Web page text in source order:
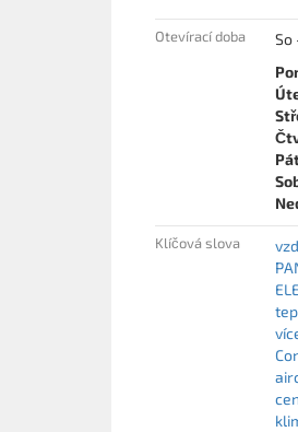
Otevírací doba
So
Klíčová slova